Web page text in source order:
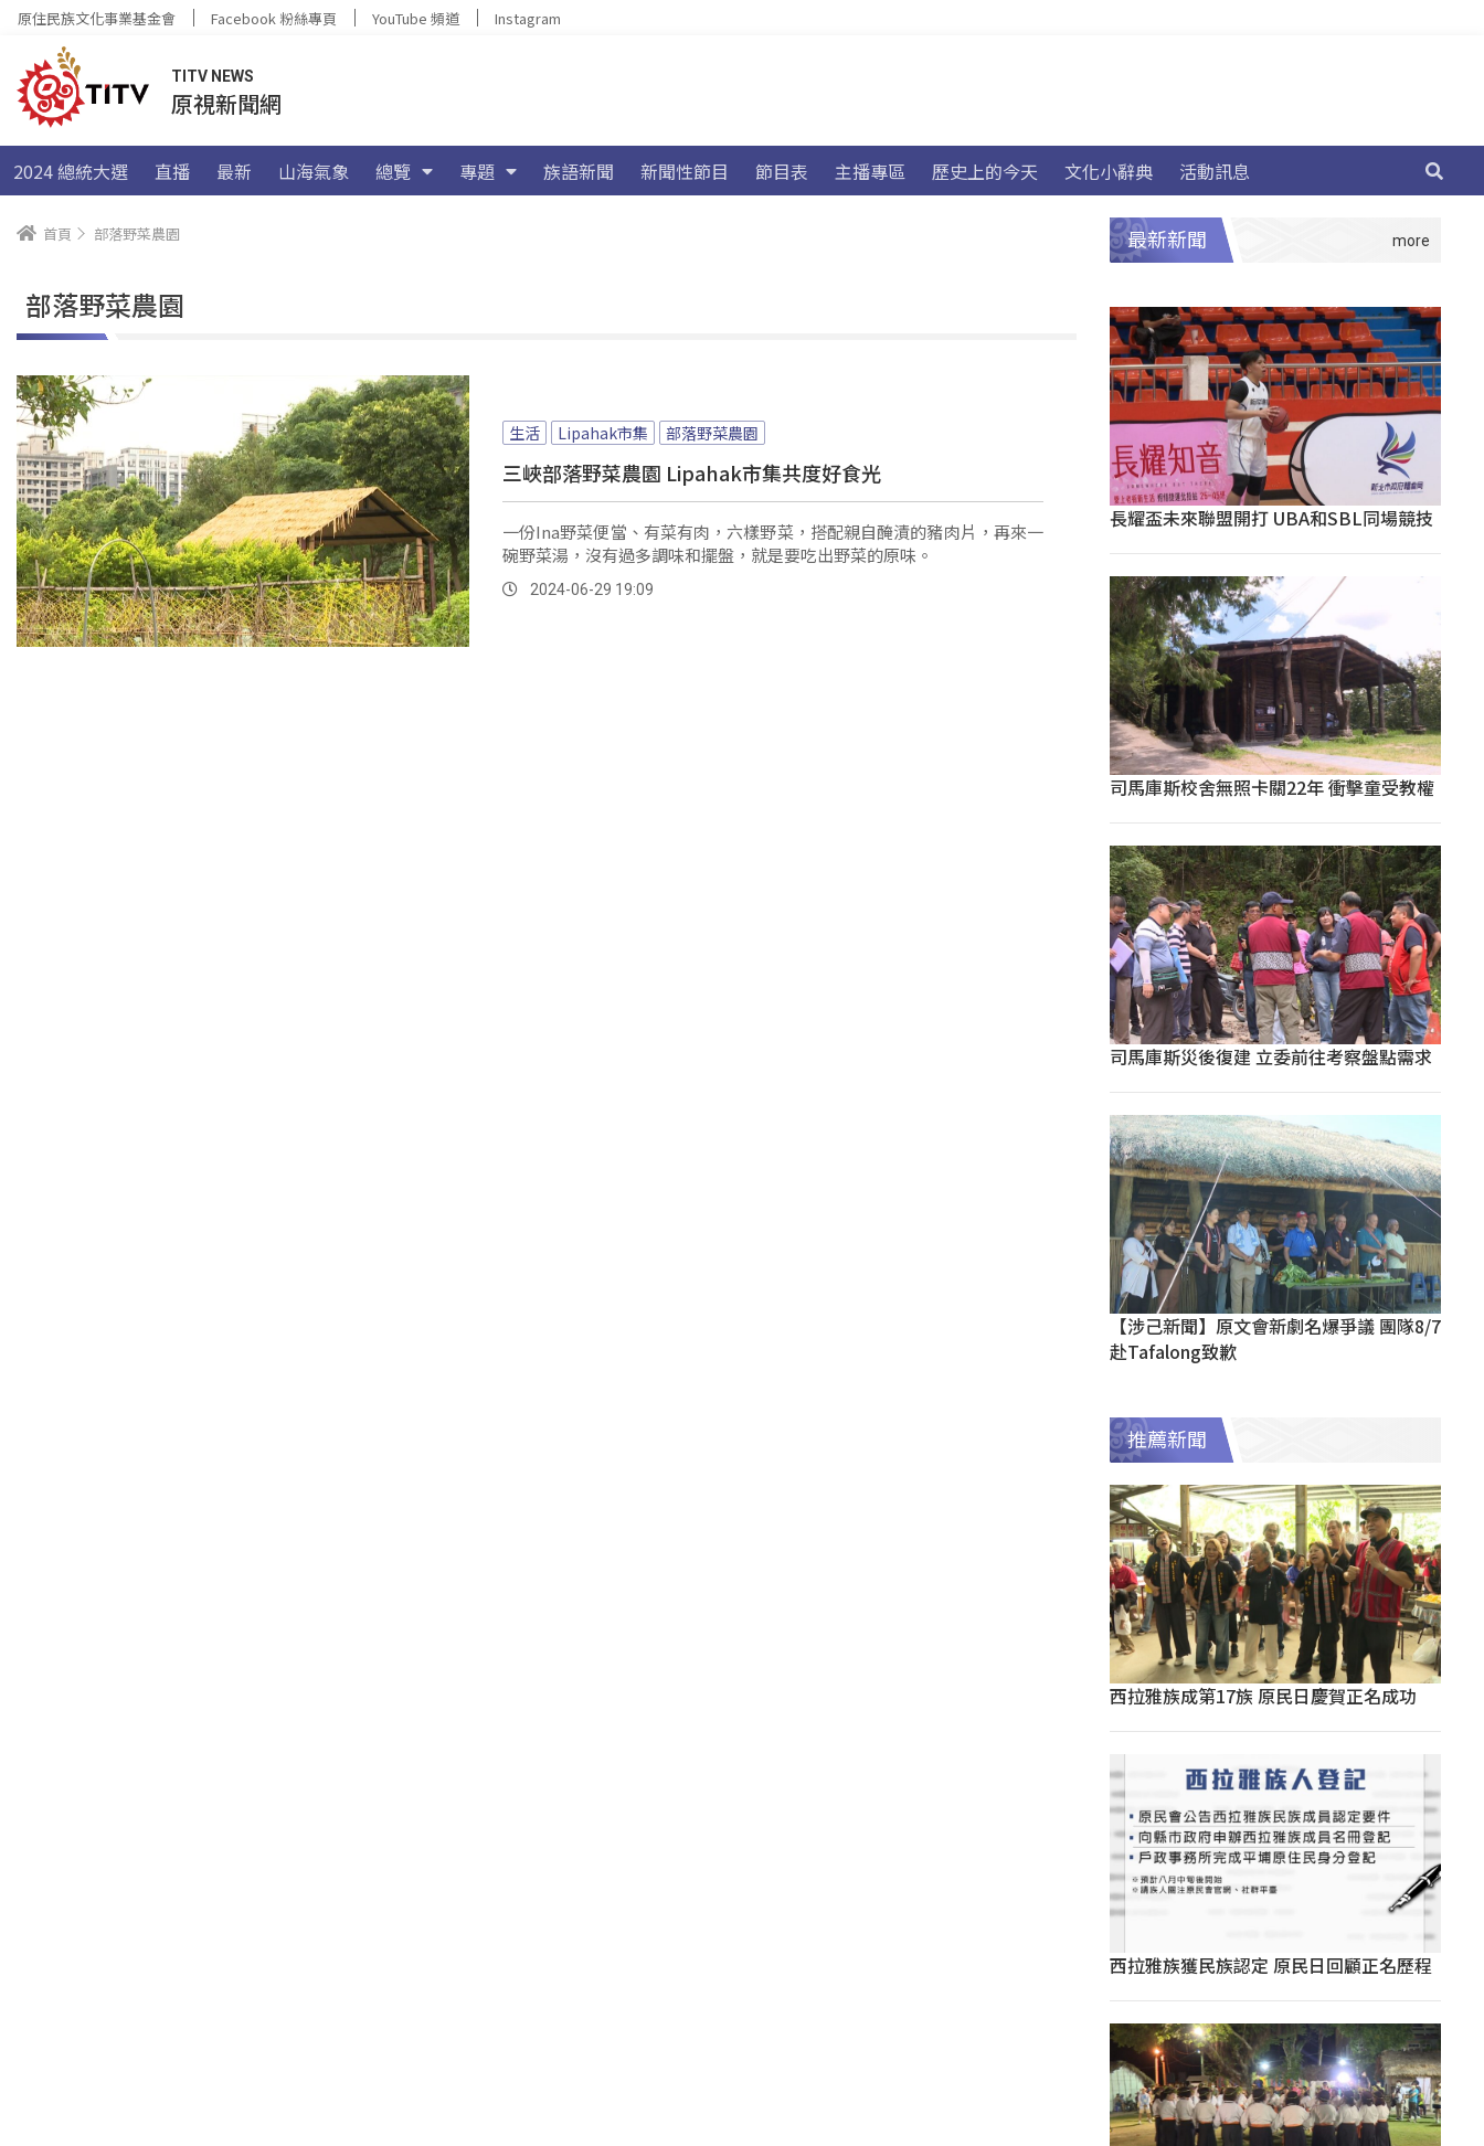
原住民族文化事業基金會 Facebook 粉絲專頁 YouTube 頻道 Instagram
TITV NEWS
原視新聞網
2024 總統大選 直播 最新 山海氣象 總覽 專題 族語新聞 新聞性節目 節目表 主播專區 歷史上的今天 文化小辭典 活動訊息
首頁 部落野菜農園
部落野菜農園
生活 Lipahak市集 部落野菜農園
三峽部落野菜農園 Lipahak市集共度好食光
一份Ina野菜便當、有菜有肉，六樣野菜，搭配親自醃漬的豬肉片，再來一
碗野菜湯，沒有過多調味和擺盤，就是要吃出野菜的原味。
2024-06-29 19:09
最新新聞
長耀盃未來聯盟開打 UBA和SBL同場競技
司馬庫斯校舍無照卡關22年 衝擊童受教權
司馬庫斯災後復建 立委前往考察盤點需求
【涉己新聞】原文會新劇名爆爭議 團隊8/7
赴Tafalong致歉
推薦新聞
西拉雅族成第17族 原民日慶賀正名成功
西拉雅族獲民族認定 原民日回顧正名歷程